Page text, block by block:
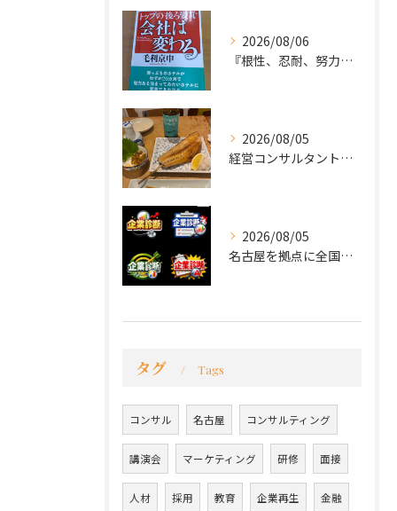
2026/08/06
『根性、忍耐、努力という言葉は死語なのか』
2026/08/05
経営コンサルタントのモーちゃん・毛利京申です。
2026/08/05
名古屋を拠点に全国で活動する 経営コンサルタントの 毛利京申...
タグ Tags
コンサル 名古屋 コンサルティング
講演会 マーケティング 研修 面接
人材 採用 教育 企業再生 金融